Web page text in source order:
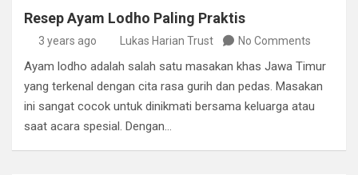
Resep Ayam Lodho Paling Praktis
3 years ago Lukas Harian Trust No Comments
Ayam lodho adalah salah satu masakan khas Jawa Timur
yang terkenal dengan cita rasa gurih dan pedas. Masakan
ini sangat cocok untuk dinikmati bersama keluarga atau
saat acara spesial. Dengan…